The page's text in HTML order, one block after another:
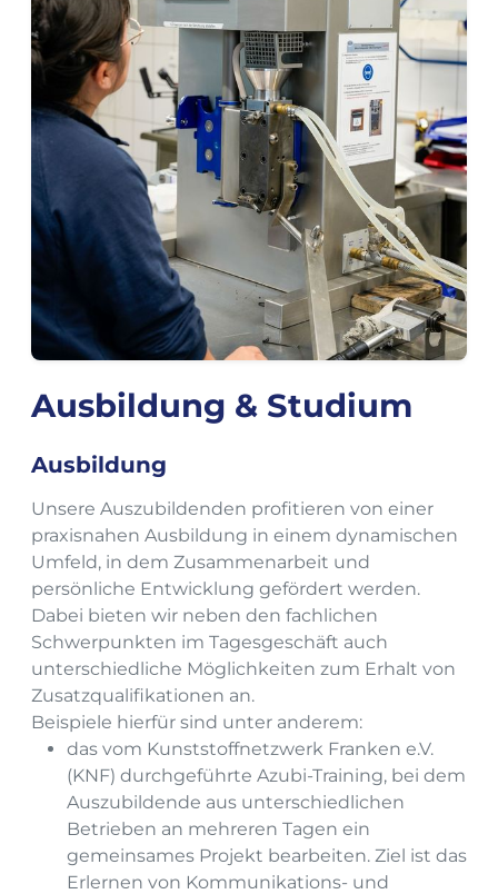
Ausbildung & Studium
Ausbildung
Unsere Auszubildenden profitieren von einer
praxisnahen Ausbildung in einem dynamischen
Umfeld, in dem Zusammenarbeit und
persönliche Entwicklung gefördert werden.
Dabei bieten wir neben den fachlichen
Schwerpunkten im Tagesgeschäft auch
unterschiedliche Möglichkeiten zum Erhalt von
Zusatzqualifikationen an.
Beispiele hierfür sind unter anderem:
das vom Kunststoffnetzwerk Franken e.V.
(KNF) durchgeführte Azubi-Training, bei dem
Auszubildende aus unterschiedlichen
Betrieben an mehreren Tagen ein
gemeinsames Projekt bearbeiten. Ziel ist das
Erlernen von Kommunikations- und